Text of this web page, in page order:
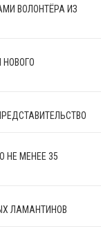
ВОЛОНТЁРА ИЗ
НОВОГО
НЕ МЕНЕЕ 35
ЛАМАНТИНОВ